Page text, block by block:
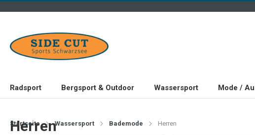
Radsport Bergsport & Outdoor Wassersport Mode /
Startseite Wassersport Bademode Herren
Herren